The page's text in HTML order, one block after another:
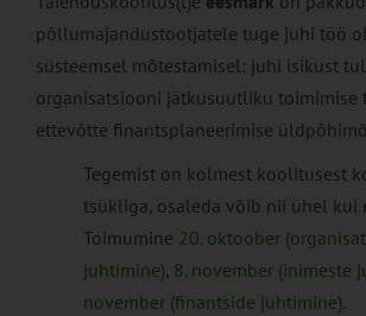
põllumajandustootjatele tuge juhi töö
süsteemsel mõtestamisel: juhi isikust
organisatsiooni jätkusuutliku toimimise
ettevõtte finantsplaneerimise
Tegemist on kolmest koolitusest
tsükliga, osaleda võib nii ühel kui
Toimumine 20. oktoober
juhtimine), 8. november (inimeste
november (finantside juhtimine).